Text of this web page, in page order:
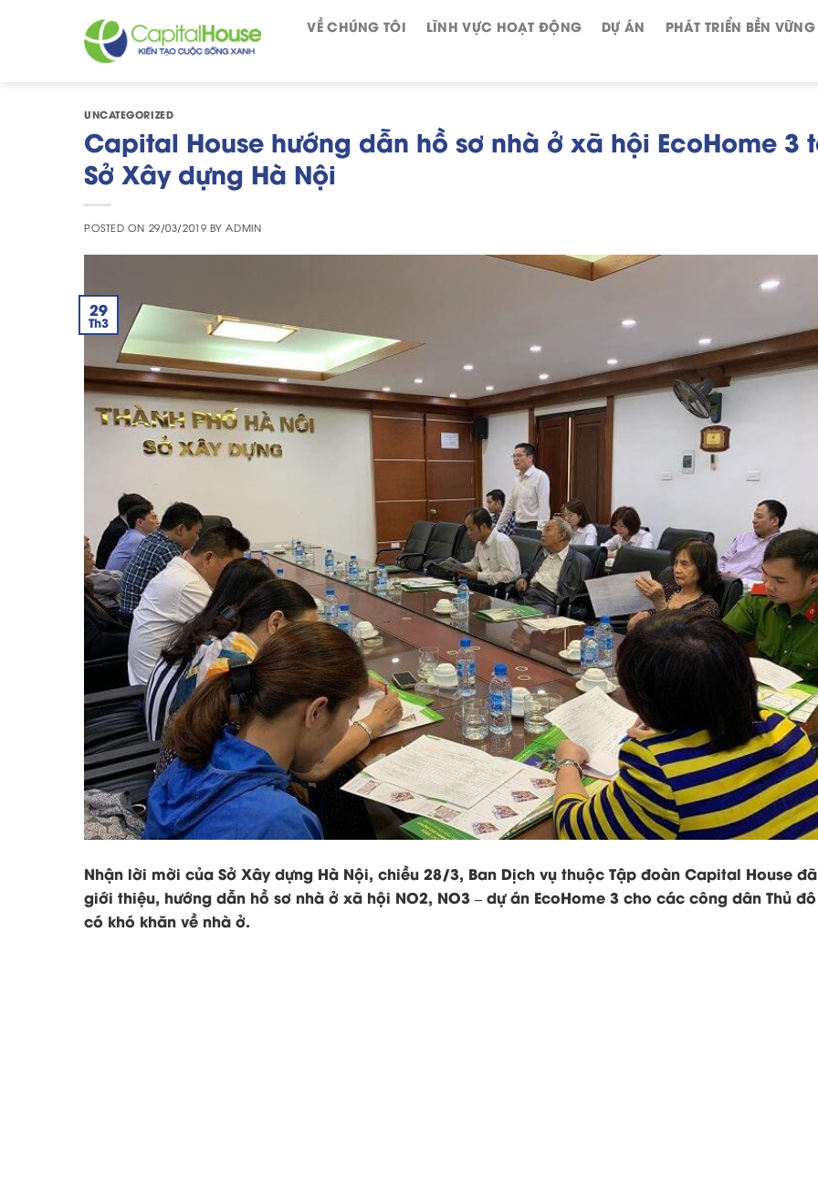
VỀ CHÚNG TÔI LĨNH VỰC HOẠT ĐỘNG DỰ ÁN PHÁT TRIỂN BỀN VỮNG
UNCATEGORIZED
Capital House hướng dẫn hồ sơ nhà ở xã hội EcoHome 3
Sở Xây dựng Hà Nội
POSTED ON 29/03/2019 BY ADMIN
29
Th3
Nhận lời mời của Sở Xây dựng Hà Nội, chiều 28/3, Ban Dịch vụ thuộc Tập đoàn Capital House
giới thiệu, hướng dẫn hồ sơ nhà ở xã hội NO2, NO3 – dự án EcoHome 3 cho các công dân Thủ
có khó khăn về nhà ở.